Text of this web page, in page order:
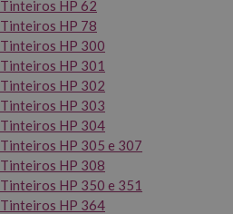
Tinteiros HP 62
Tinteiros HP 78
Tinteiros HP 300
Tinteiros HP 301
Tinteiros HP 302
Tinteiros HP 303
Tinteiros HP 304
Tinteiros HP 305 e 307
Tinteiros HP 308
Tinteiros HP 350 e 351
Tinteiros HP 364